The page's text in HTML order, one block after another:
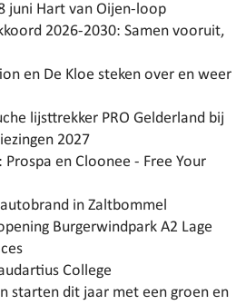
juni Hart van Oijen-loop
2026-2030: Samen vooruit,
en De Kloe steken over en weer
lijsttrekker PRO Gelderland bij
2027
en Cloonee - Free Your
in Zaltbommel
Burgerwindpark A2 Lage
College
starten dit jaar met een groen en